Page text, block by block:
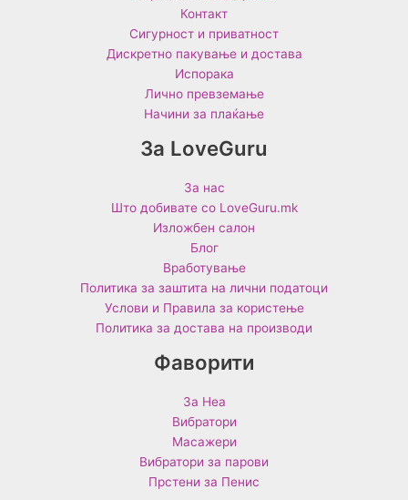
Контакт
Сигурност и приватност
Дискретно пакување и достава
Испорака
Лично превземање
Начини за плаќање
За LoveGuru
За нас
Што добивате со LoveGuru.mk
Изложбен салон
Блог
Вработување
Политика за заштита на лични податоци
Услови и Правила за користење
Политика за достава на производи
Фаворити
За Неа
Вибратори
Масажери
Вибратори за парови
Прстени за Пенис